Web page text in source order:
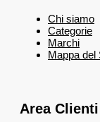
Chi siamo
Categorie
Marchi
Mappa del
Area Clienti